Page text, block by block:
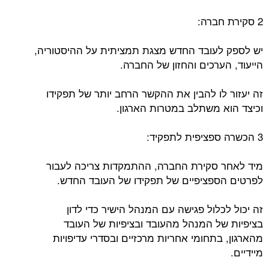
2 סקירת חברה:
יש לספק לעובד החדש מצגת תמציתית על ההיסטוריה,
הייעוד, הערכים והחזון של החברה.
זה יעזור לו להבין את ההקשר הרחב יותר של תפקידו
וכיצד הוא משתלב במטרות הארגון.
3 הכשרה ספציפית לתפקיד:
מיד לאחר סקירת החברה, ההתמקדות צריכה לעבור
לפרטים הספציפיים של תפקידו של העובד החדש.
זה יכול לכלול פגישה עם המנהל הישיר כדי לדון
בציפיות של המנהל מהעובד ובציפיות של העובד
מהארגון, בתחומי אחריות מרכזיים ובסדרי עדיפויות
מיידיים.